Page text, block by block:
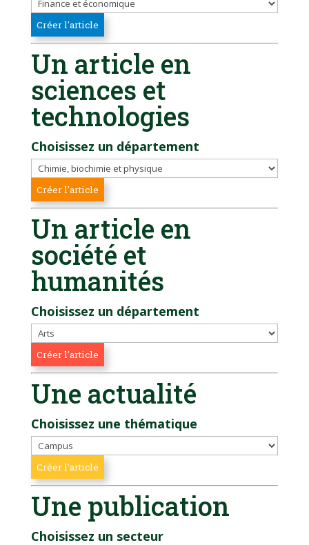
Un article en
sciences et
technologies
Choisissez un département
Un article en
société et
humanités
Choisissez un département
Une actualité
Choisissez une thématique
Une publication
Choisissez un secteur